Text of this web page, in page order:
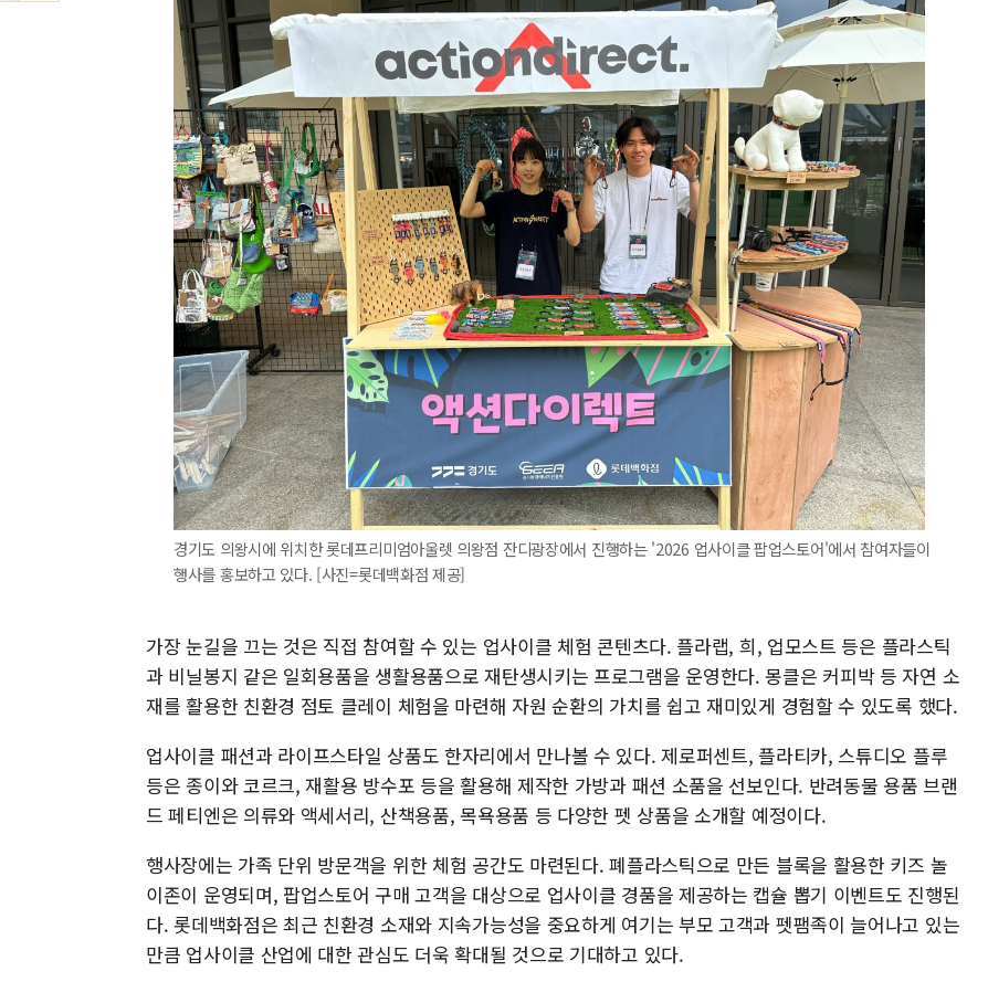
경기도 의왕시에 위치한 롯데프리미엄아울렛 의왕점 잔디광장에서 진행하는 '2026 업사이클 팝업스토어'에서 참여자들이
행사를 홍보하고 있다. [사진=롯데백화점 제공]
가장 눈길을 끄는 것은 직접 참여할 수 있는 업사이클 체험 콘텐츠다. 플라랩, 희, 업모스트 등은 플라스틱
과 비닐봉지 같은 일회용품을 생활용품으로 재탄생시키는 프로그램을 운영한다. 몽클은 커피박 등 자연 소
재를 활용한 친환경 점토 클레이 체험을 마련해 자원 순환의 가치를 쉽고 재미있게 경험할 수 있도록 했다.
업사이클 패션과 라이프스타일 상품도 한자리에서 만나볼 수 있다. 제로퍼센트, 플라티카, 스튜디오 플루
등은 종이와 코르크, 재활용 방수포 등을 활용해 제작한 가방과 패션 소품을 선보인다. 반려동물 용품 브랜
드 페티엔은 의류와 액세서리, 산책용품, 목욕용품 등 다양한 펫 상품을 소개할 예정이다.
행사장에는 가족 단위 방문객을 위한 체험 공간도 마련된다. 폐플라스틱으로 만든 블록을 활용한 키즈 놀
이존이 운영되며, 팝업스토어 구매 고객을 대상으로 업사이클 경품을 제공하는 캡슐 뽑기 이벤트도 진행된
다. 롯데백화점은 최근 친환경 소재와 지속가능성을 중요하게 여기는 부모 고객과 펫팸족이 늘어나고 있는
만큼 업사이클 산업에 대한 관심도 더욱 확대될 것으로 기대하고 있다.